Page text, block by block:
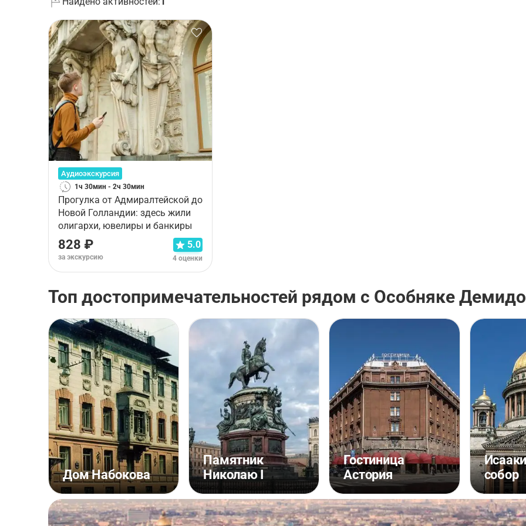
Аудиоэкскурсия
1ч 30мин - 2ч 30мин
Прогулка от Адмиралтейской до
Новой Голландии: здесь жили
олигархи, ювелиры и банкиры
828 ₽
за экскурсию
5.0
4 оценки
Топ достопримечательностей рядом с Особняке
Дом Набокова
Памятник
Николаю I
Гостиница
Астория
собор